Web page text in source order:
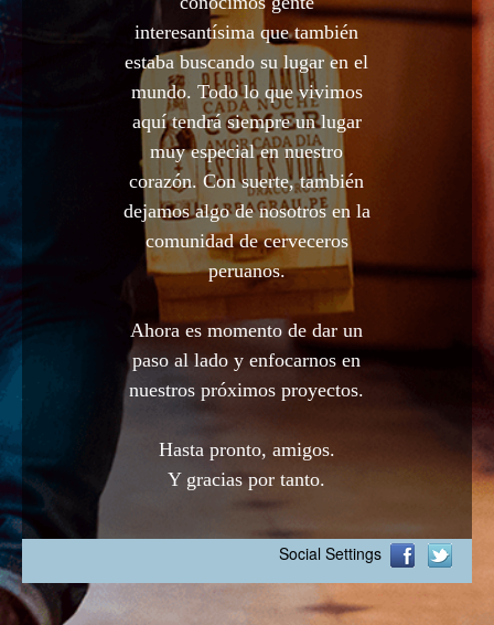
interesantísima que también
estaba buscando su lugar en el
mundo. Todo lo que vivimos
aquí tendrá siempre un lugar
muy especial en nuestro
corazón. Con suerte, también
dejamos algo de nosotros en la
comunidad de cerveceros
peruanos.
Ahora es momento de dar un
paso al lado y enfocarnos en
nuestros próximos proyectos.
Hasta pronto, amigos.
Y gracias por tanto.
Social Settings